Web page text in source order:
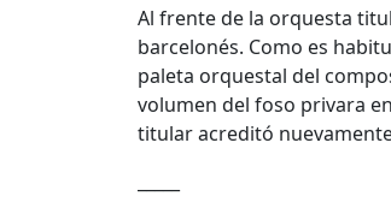
Al frente de la orquesta
barcelonés. Como es
paleta orquestal del
volumen del foso privara
titular acreditó